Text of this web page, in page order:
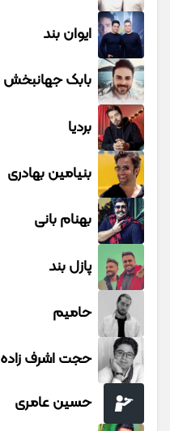
ایوان بند
بابک جهانبخش
بردیا
بنیامین بهادری
بهنام بانی
پازل بند
حامیم
حجت اشرف زاده
حسین عامری